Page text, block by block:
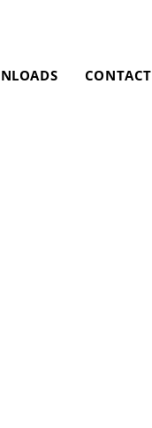
CONTACT